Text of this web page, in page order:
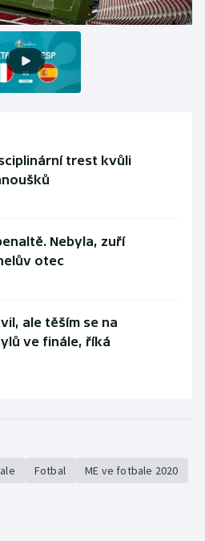
trest kvůli
Nebyla, zuří
otec
ale těším se na
ve finále, říká
Fotbal ME ve fotbale 2020